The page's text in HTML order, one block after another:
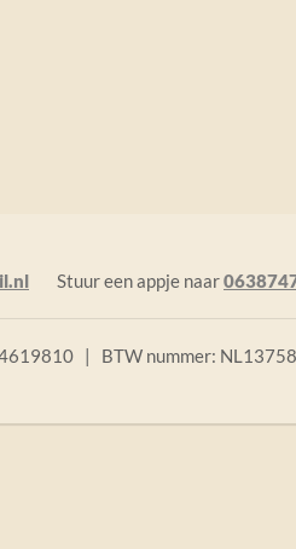
Stuur een appje naar
| BTW nummer: